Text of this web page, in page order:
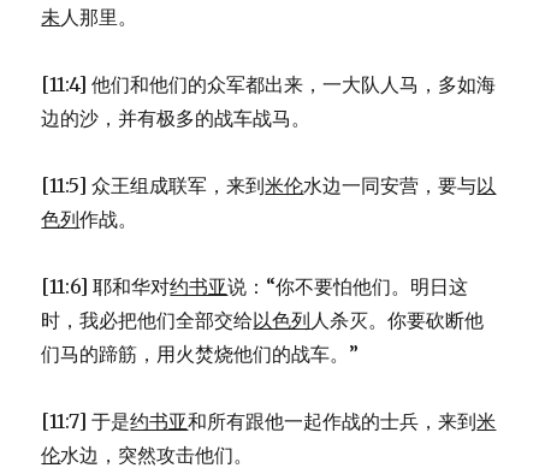
未人那里。
[11:4] 他们和他们的众军都出来，一大队人马，多如海
边的沙，并有极多的战车战马。
[11:5] 众王组成联军，来到米伦水边一同安营，要与以
色列作战。
[11:6] 耶和华对约书亚说：“你不要怕他们。明日这
时，我必把他们全部交给以色列人杀灭。你要砍断他
们马的蹄筋，用火焚烧他们的战车。”
[11:7] 于是约书亚和所有跟他一起作战的士兵，来到米
伦水边，突然攻击他们。